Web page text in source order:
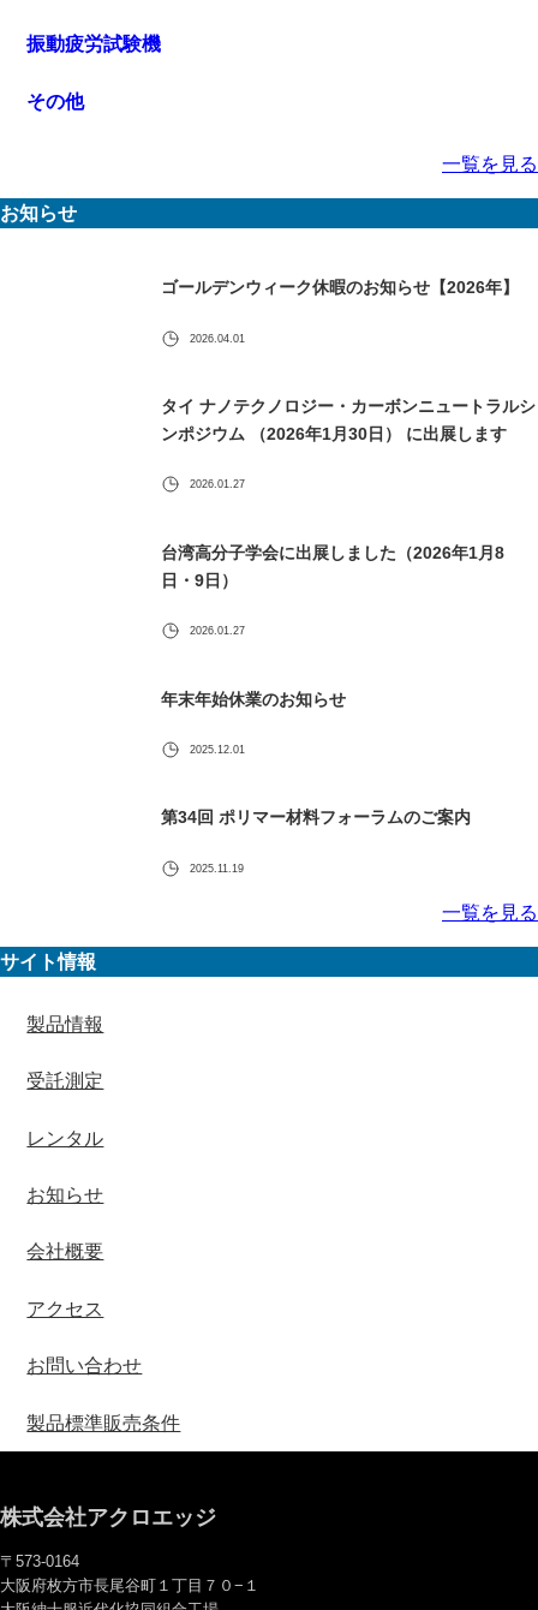
振動疲労試験機
その他
一覧を見る
お知らせ
ゴールデンウィーク休暇のお知らせ【2026年】
2026.04.01
タイ ナノテクノロジー・カーボンニュートラルシ
ンポジウム （2026年1月30日） に出展します
2026.01.27
台湾高分子学会に出展しました（2026年1月8
日・9日）
2026.01.27
年末年始休業のお知らせ
2025.12.01
第34回 ポリマー材料フォーラムのご案内
2025.11.19
一覧を見る
サイト情報
製品情報
受託測定
レンタル
お知らせ
会社概要
アクセス
お問い合わせ
製品標準販売条件
株式会社アクロエッジ
〒573-0164
大阪府枚方市長尾谷町１丁目７０−１